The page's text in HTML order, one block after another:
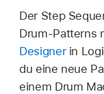
Der Step
Drum-Patterns
Designerin
du eine neue
einem Drum